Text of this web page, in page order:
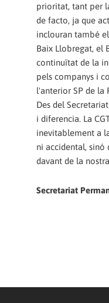
prioritat, tant per
de facto, ja que
inclouran també
Baix Llobregat, el
continuïtat de la
pels companys i
l'anterior SP de la
Des del
i diferencia. La
inevitablement a
ni accidental, sinó
davant de la
Secretariat